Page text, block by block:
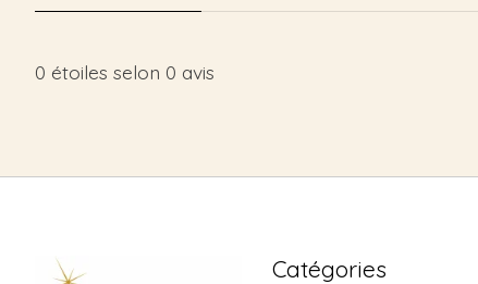
0 étoiles selon 0 avis
Catégories